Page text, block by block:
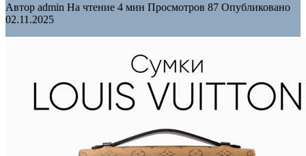
Автор admin На чтение 4 мин Просмотров 87 Опубликовано
02.11.2025